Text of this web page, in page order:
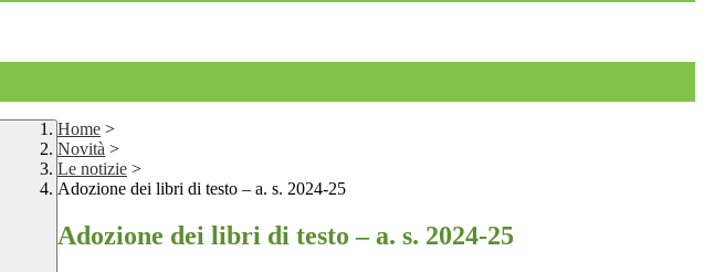
Home >
Novità >
Le notizie >
Adozione dei libri di testo – a. s. 2024-25
Adozione dei libri di testo – a. s. 2024-25